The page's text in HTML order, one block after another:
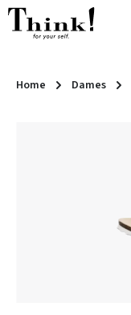
Ga naar de hoofdinhoud
Home Dames